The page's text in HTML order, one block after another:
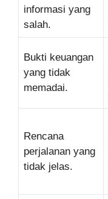
informasi yang
salah.
Bukti keuangan
yang tidak
memadai.
Rencana
perjalanan yang
tidak jelas.